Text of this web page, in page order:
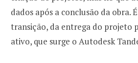
dados após a conclusão da obra.
transição, da entrega do projeto
ativo, que surge o Autodesk